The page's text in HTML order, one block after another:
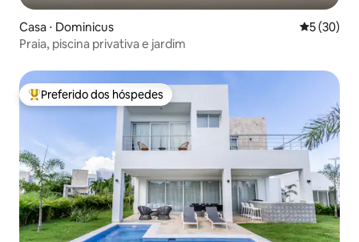
Casa ⋅ Dominicus 5 de uma
5 (30)
Praia, piscina privativa e jardim
Entre os melhores preferidos dos hóspedes
Preferido dos hóspedes